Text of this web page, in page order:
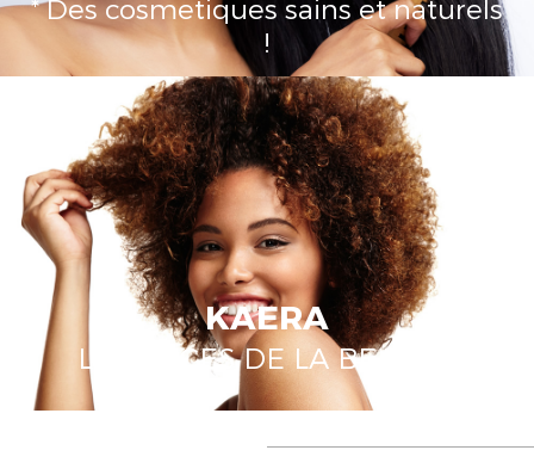
* Des cosmetiques sains et naturels
!
KAERA
LE SUCCES DE LA BEAUTÉ